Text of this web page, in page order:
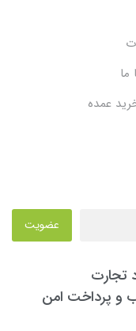
ما
عمده
عضویت
تجارت
و پرداخت امن